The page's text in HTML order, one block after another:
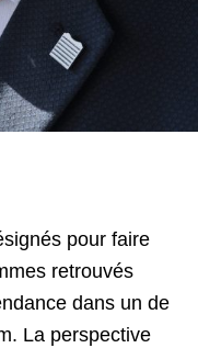
pour faire
retrouvés
dans un de
La perspective